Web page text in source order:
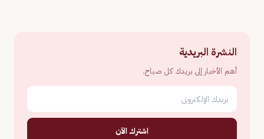
النشرة البريدية
أهم الأخبار إلى بريدك كل صباح.
اشترك الآن